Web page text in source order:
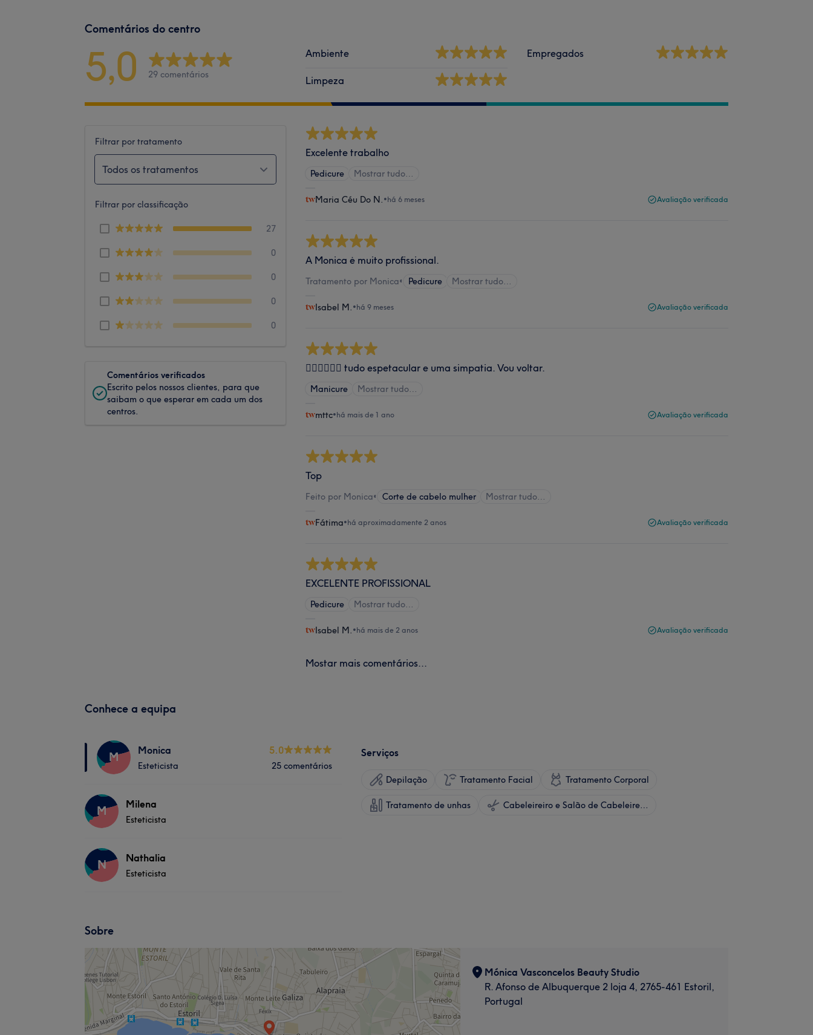
Comentários do centro
5,0 29 comentários
Ambiente
Limpeza
Empregados
Filtrar por tratamento
Todos os tratamentos
Filtrar por classificação
27
0
0
0
0
Comentários verificados
Escrito pelos nossos clientes, para que
saibam o que esperar em cada um dos
centros.
Excelente trabalho
Pedicure Mostrar tudo…
Maria Céu Do N. •há 6 meses Avaliação verificada
A Monica ė muito profissional.
Tratamento por Monica• Pedicure Mostrar tudo…
Isabel M. •há 9 meses Avaliação verificada
👍🏼👍🏼👍🏼 tudo espetacular e uma simpatia. Vou voltar.
Manicure Mostrar tudo…
mttc•há mais de 1 ano Avaliação verificada
Top
Feito por Monica• Corte de cabelo mulher Mostrar tudo…
Fátima•há aproximadamente 2 anos Avaliação verificada
EXCELENTE PROFISSIONAL
Pedicure Mostrar tudo…
Isabel M. •há mais de 2 anos Avaliação verificada
Mostar mais comentários...
Conhece a equipa
M Monica
Esteticista
5.0
25 comentários
M Milena
Esteticista
N Nathalia
Esteticista
Serviços
Depilação Tratamento Facial Tratamento Corporal
Tratamento de unhas Cabeleireiro e Salão de Cabeleireiro
Sobre
Mónica Vasconcelos Beauty Studio
R. Afonso de Albuquerque 2 loja 4, 2765-461 Estoril,
Portugal